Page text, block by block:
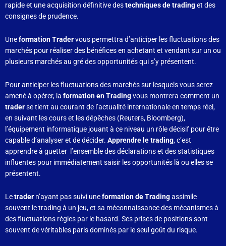
rapide et une acquisition définitive destechniques de tradinget des
consignes de prudence.
Uneformation Tradervous permettra d’anticiper les fluctuations des
marchés pour réaliser des bénéfices en achetant et vendant sur un ou
plusieurs marchés au gré des opportunités qui s’y présentent.
Pour anticiper les fluctuations des marchés sur lesquels vous serez
amené à opérer, la formation en Tradingvous montrera comment un
traderse tient au courant de l’actualité internationale en temps réel,
en suivant les cours et les dépêches (Reuters, Bloomberg),
l’équipement informatique jouant à ce niveau un rôle décisif pour être
capable d’analyser et de décider. Apprendre le trading, c’est
apprendre à guetter l’ensemble des déclarations et des statistiques
influentes pour immédiatement saisir les opportunités là ou elles se
présentent.
Letrader n’ayant pas suivi uneformation de Tradingassimile
souvent le trading à un jeu, et sa méconnaissance des mécanismes à
des fluctuations régies par le hasard. Ses prises de positions sont
souvent de véritables paris dominés par le seul goût du risque.